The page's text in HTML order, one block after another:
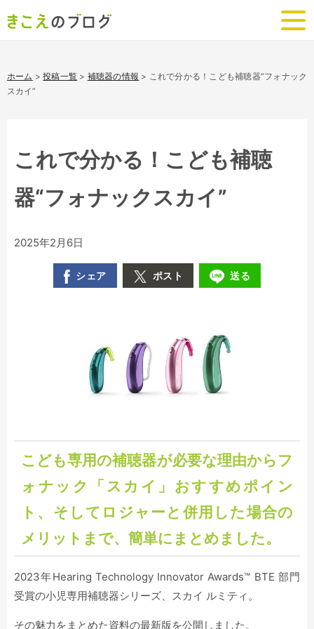
ホーム >投稿一覧 > 補聴器の情報 > これで分かる！こども補聴器“フォナック
スカイ”
これで分かる！こども補聴
器“フォナックスカイ”
2025年2月6日
シェア ポスト 送る
こども専用の補聴器が必要な理由からフ
ォナック「スカイ」おすすめポイン
ト、そしてロジャーと併用した場合の
メリットまで、簡単にまとめました。
2023年Hearing Technology Innovator Awards™ BTE 部門
受賞の小児専用補聴器シリーズ、スカイ ルミティ。
その魅力をまとめた資料の最新版を公開しました。